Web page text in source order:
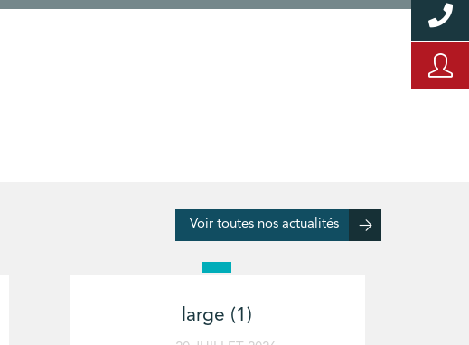
Voir toutes nos actualités
large (1)